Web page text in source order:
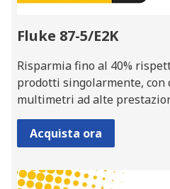
Fluke 87-5/E2K
Risparmia fino al 40%
prodotti singolarmente, con
multimetri ad alte
Acquista ora